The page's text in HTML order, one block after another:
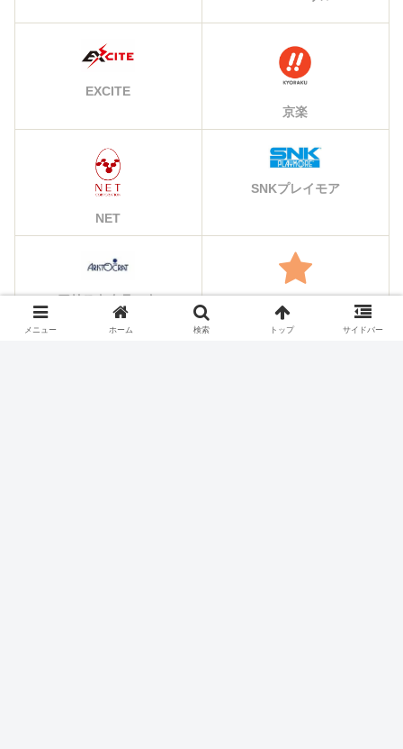
EXCITE
京楽
NET
SNKプレイモア
アリストクラート その他のメーカー
メニュー ホーム 検索 トップ サイドバー